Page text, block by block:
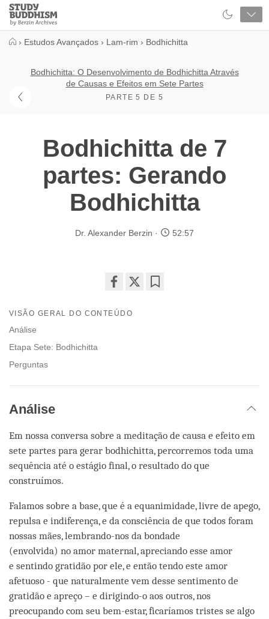
Close
Study
Buddhism
› Estudos Avançados › Lam-rim › Bodhichitta
Bodhichitta: O Desenvolvimento de Bodhichitta Através
de Causas e Efeitos em Sete Partes
PARTE 5 DE 5
Bodhichitta de 7
partes: Gerando
Bodhichitta
Dr. Alexander Berzin 52:57
on
VISÃO GERAL DO CONTEÚDO
Análise
Etapa Sete: Bodhichitta
Perguntas
Análise
Em nossa conversa sobre a meditação de causa e efeito em
sete partes para gerar bodhichitta, percorremos toda uma
sequência até o estágio final, o resultado do que
construímos.
Falamos sobre a base, que é a equanimidade, livre de apego,
repulsa e indiferença, e da consciência de que todos foram
nossas mães, lembrando-nos da bondade
(envolvida) no amor maternal, apreciando esse amor
e sentindo gratidão por ele, e então tendo este amor
afetuoso - que naturalmente vem desse sentimento de
gratidão e apreço – e dirigindo-o aos outros, nos
preocupando com seu bem-estar, ficaríamos tristes se algo